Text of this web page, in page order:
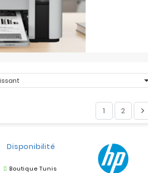
1 2 
Disponibilité
Boutique Tunis